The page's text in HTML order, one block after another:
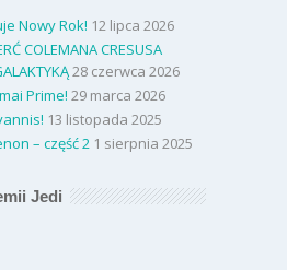
Nowy Rok! 12 lipca 2026
COLEMANA CRESUSA
28 czerwca 2026
Prime! 29 marca 2026
13 listopada 2025
– część 2 1 sierpnia 2025
Jedi